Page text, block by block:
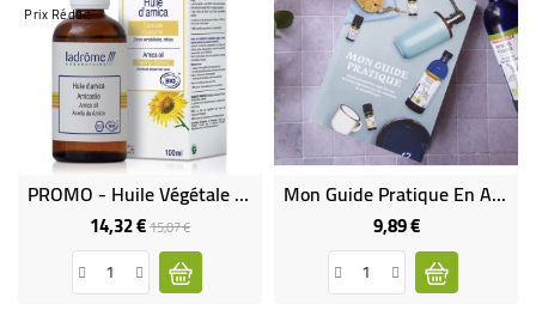
Prix Réduit
PROMO - Huile Végétale D'arnica Bio
14,32 €Prix
de
base
15,07 €Prix
Mon Guide Pratique En Aromathérapie
9,89 €Prix